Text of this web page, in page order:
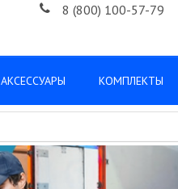
8 (800) 100-57-79
АКСЕССУАРЫ КОМПЛЕКТЫ